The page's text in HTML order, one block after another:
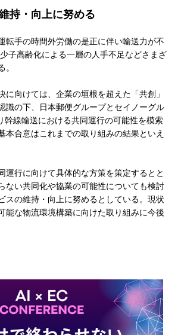
持・向上に努める
転手の時間外労働の是正に伴い輸送力が不
子高齢化による一層の人手不足などさまざ
。
に向けては、企業の垣根を超えた「共創」
識の下、日本郵便グループとセイノーグル
幹線輸送における共同運行の可能性を模索
本合意はこれまでの取り組みの結果といえ
運行に向けて具体的な方策を策定するとと
ない共同化や協業の可能性についても検討
スの維持・向上に努めるとしている。現状
能な物流環境構築に向けた取り組みに今後